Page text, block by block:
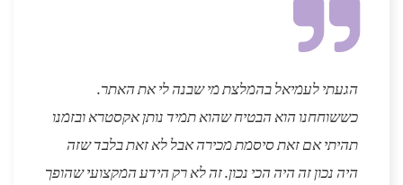
הגעתי לעמיאל בהמלצת מי שבנה לי את האתר.
כששוחחנו הוא הבטיח שהוא תמיד נותן אקסטרא ובזמנו
תהיתי אם זאת סיסמת מכירה אבל לא זאת בלבד שזה
היה נכון זה היה הכי נכון. זה לא רק הידע המקצועי שהופך